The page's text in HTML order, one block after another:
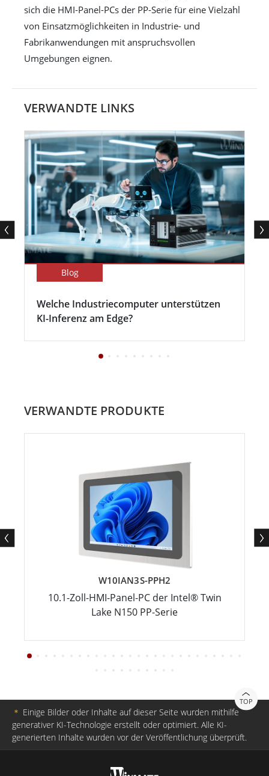
sich die HMI-Panel-PCs der PP-Serie für eine Vielzahl
von Einsatzmöglichkeiten in Industrie- und
Fabrikanwendungen mit anspruchsvollen
Umgebungen eignen.
VERWANDTE LINKS
Blog
Welche Industriecomputer unterstützen
KI-Inferenz am Edge?
VERWANDTE PRODUKTE
W10IAN3S-PPH2
10.1-Zoll-HMI-Panel-PC der Intel® Twin
Lake N150 PP-Serie
TOP
＊ Einige Bilder oder Inhalte auf dieser Seite wurden mithilfe
generativer KI-Technologie erstellt oder optimiert. Alle KI-
generierten Inhalte wurden vor der Veröffentlichung überprüft.